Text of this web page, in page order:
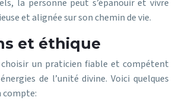
la personne peut s’épanouir et vivre
et alignée sur son chemin de vie.
et éthique
un praticien fiable et compétent
de l’unité divine. Voici quelques
compte: